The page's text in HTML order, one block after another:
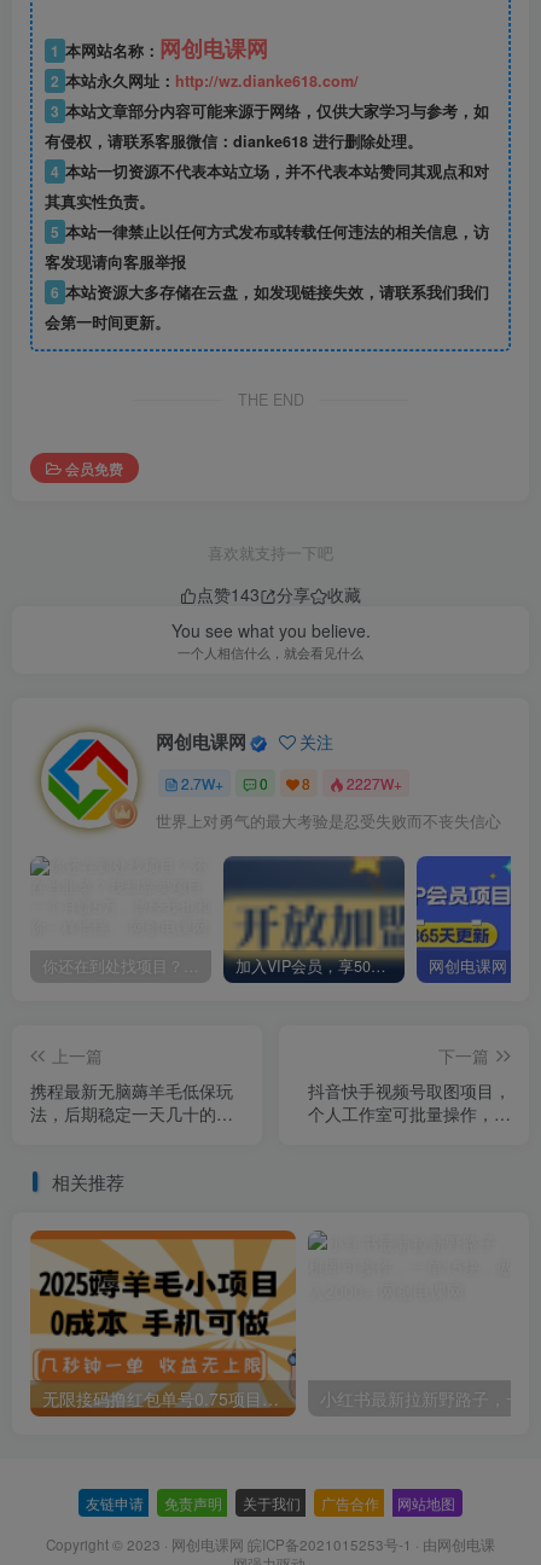
1 本网站名称： 网创电课网
2 本站永久网址： http://wz.dianke618.com/
3 本站文章部分内容可能来源于网络，仅供大家学习与参考，如
有侵权，请联系客服微信：dianke618 进行删除处理。
4 本站一切资源不代表本站立场，并不代表本站赞同其观点和对
其真实性负责。
5 本站一律禁止以任何方式发布或转载任何违法的相关信息，访
客发现请向客服举报
6 本站资源大多存储在云盘，如发现链接失效，请联系我们我们
会第一时间更新。
THE END
会员免费
喜欢就支持一下吧
点赞143 分享
收藏
You see what you believe.
一个人相信什么，就会看见什么
网创电课网 关注
2.7W+ 0 8 2227W+
世界上对勇气的最大考验是忍受失败而不丧失信心
你还在到处找项目？还在当韭菜？我却靠卖项目一个月赚5万，曾经我也和你一样懵懂。 加入VIP会员，享50%的推广提成，免费学习多种网上创业课程，菜鸟秒变大神！
上一篇
携程最新无脑薅羊毛低保玩
法，后期稳定一天几十的收
下一篇
抖音快手视频号取图项目，
个人工作室可批量操作，零
相关推荐
无限接码撸红包单号0.75项目无偿分享给你【揭秘】
友链申请 免责声明 关于我们 广告合作 网站地图
Copyright © 2023 · 网创电课网 皖ICP备2021015253号-1 · 由网创电课